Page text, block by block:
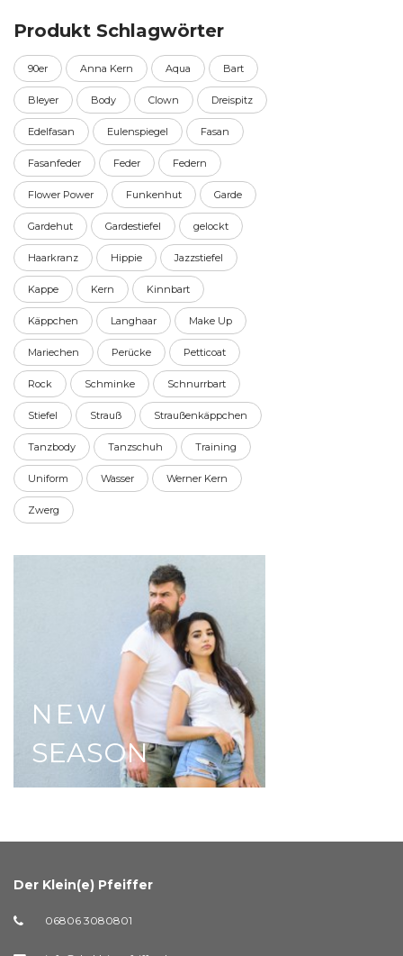
Produkt Schlagwörter
90er Anna Kern Aqua Bart
Bleyer Body Clown Dreispitz
Edelfasan Eulenspiegel Fasan
Fasanfeder Feder Federn
Flower Power Funkenhut Garde
Gardehut Gardestiefel gelockt
Haarkranz Hippie Jazzstiefel
Kappe Kern Kinnbart
Käppchen Langhaar Make Up
Mariechen Perücke Petticoat
Rock Schminke Schnurrbart
Stiefel Strauß Straußenkäppchen
Tanzbody Tanzschuh Training
Uniform Wasser Werner Kern
Zwerg
NEW
SEASON
Der Klein(e) Pfeiffer
06806 3080801